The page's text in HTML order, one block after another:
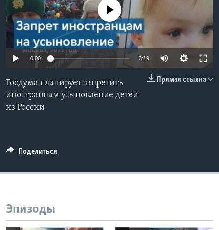
Learning English
СОЦИАЛЬНЫЕ СЕТИ
Языки
No media source currently available
0:00 3:19
Прямая ссылка
Госдума планирует запретить
иностранцам усыновление детей
из России
Поделиться
Эпизоды